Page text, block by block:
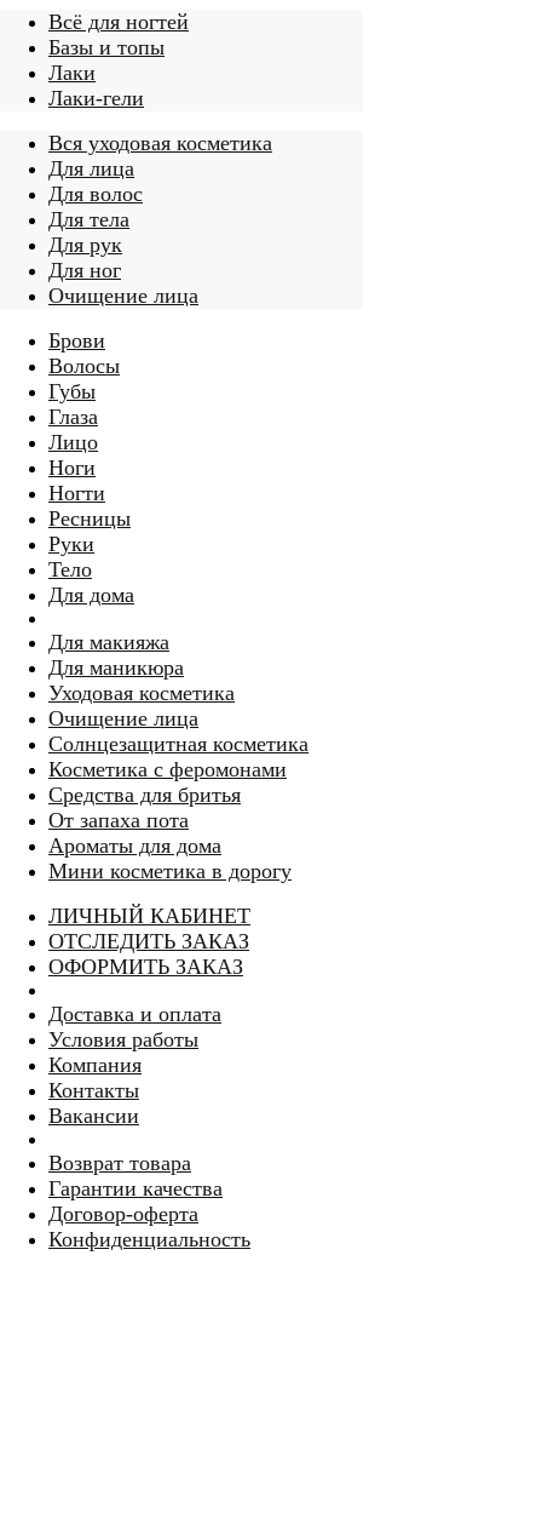
Всё для ногтей
Базы и топы
Лаки
Лаки-гели
Вся уходовая косметика
Для лица
Для волос
Для тела
Для рук
Для ног
Очищение лица
Брови
Волосы
Губы
Глаза
Лицо
Ноги
Ногти
Ресницы
Руки
Тело
Для дома
Для макияжа
Для маникюра
Уходовая косметика
Очищение лица
Солнцезащитная косметика
Косметика с феромонами
Средства для бритья
От запаха пота
Ароматы для дома
Мини косметика в дорогу
ЛИЧНЫЙ КАБИНЕТ
ОТСЛЕДИТЬ ЗАКАЗ
ОФОРМИТЬ ЗАКАЗ
Доставка и оплата
Условия работы
Компания
Контакты
Вакансии
Возврат товара
Гарантии качества
Договор-оферта
Конфиденциальность